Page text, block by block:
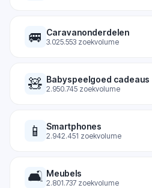
🚐 Caravanonderdelen
3.025.553 zoekvolume
🧸 Babyspeelgoed cadeaus
2.950.745 zoekvolume
📱 Smartphones
2.942.451 zoekvolume
🛋️ Meubels
2.801.737 zoekvolume